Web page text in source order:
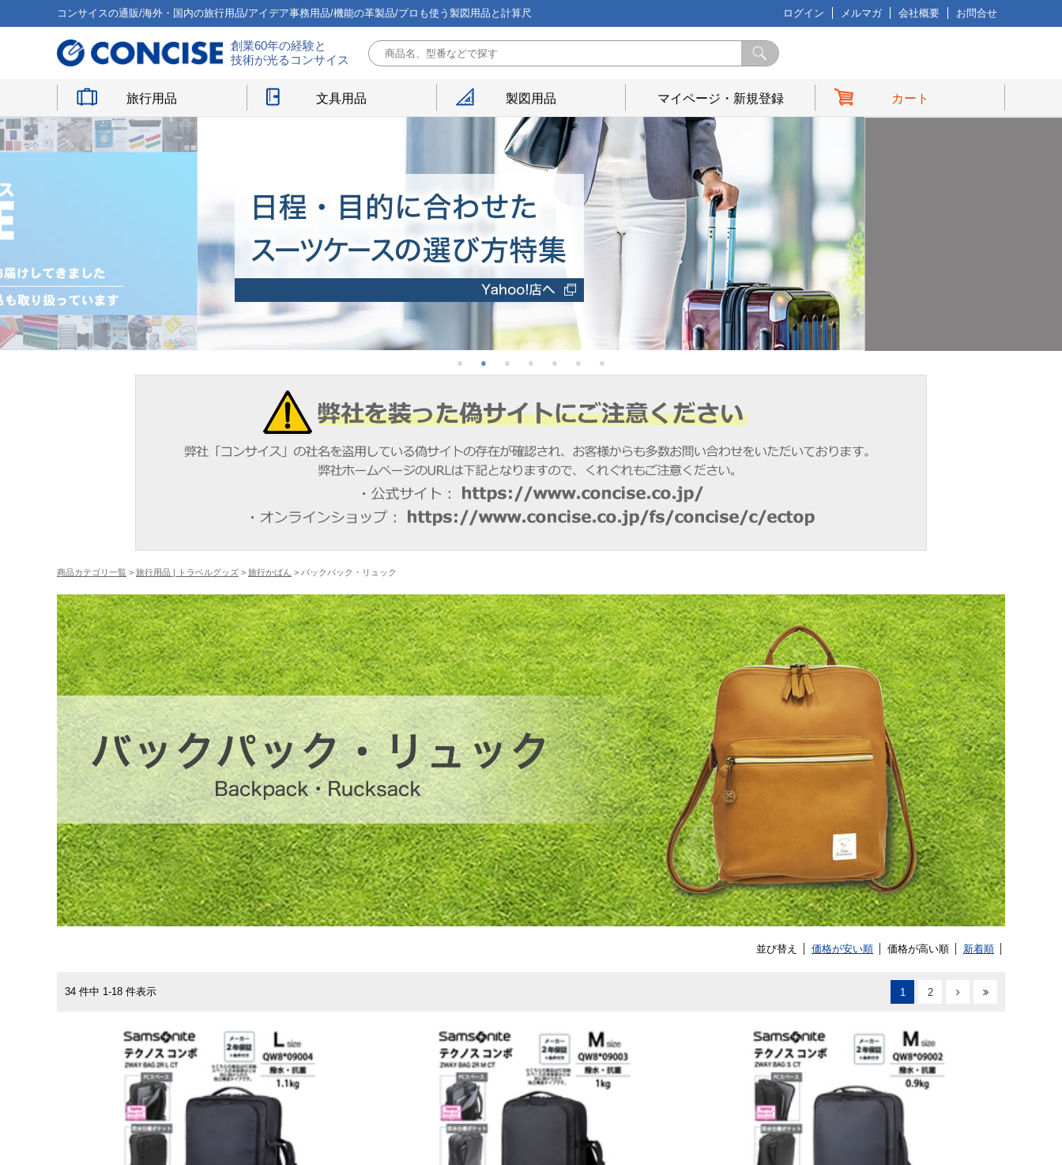
コンサイスの通販/海外・国内の旅行用品/アイデア事務用品/機能の革製品/プロも使う製図用品と計算尺 ログイン メルマガ 会社概要 お問合せ
創業60年の経験と
技術が光るコンサイス
旅行用品 文具用品 製図用品 マイページ・新規登録 カート
商品カテゴリ一覧 > 旅行用品 | トラベルグッズ > 旅行かばん > バックパック・リュック
並び替え 価格が安い順 価格が高い順 新着順
34 件中 1-18 件表示 1 2